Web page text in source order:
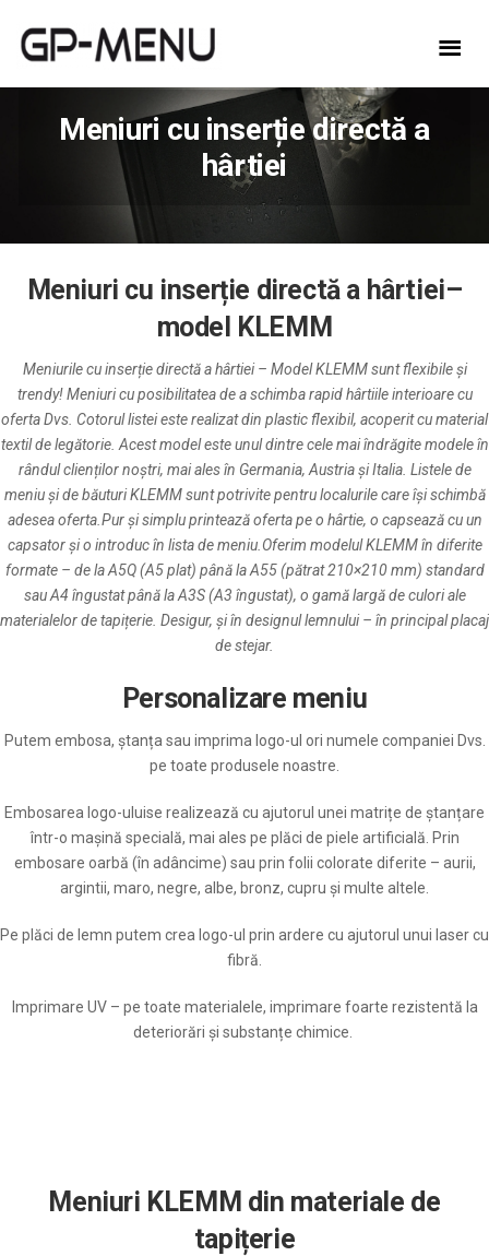
Meniuri cu inserție directă a
hârtiei
Meniuri cu inserție directă a hârtiei–
model KLEMM
Meniurile cu inserție directă a hârtiei – Model KLEMM sunt flexibile și
trendy! Meniuri cu posibilitatea de a schimba rapid hârtiile interioare cu
oferta Dvs. Cotorul listei este realizat din plastic flexibil, acoperit cu material
textil de legătorie. Acest model este unul dintre cele mai îndrăgite modele în
rândul clienților noștri, mai ales în Germania, Austria și Italia. Listele de
meniu și de băuturi KLEMM sunt potrivite pentru localurile care își schimbă
adesea oferta.Pur și simplu printează oferta pe o hârtie, o capsează cu un
capsator și o introduc în lista de meniu.Oferim modelul KLEMM în diferite
formate – de la A5Q (A5 plat) până la A55 (pătrat 210×210 mm) standard
sau A4 îngustat până la A3S (A3 îngustat), o gamă largă de culori ale
materialelor de tapițerie. Desigur, și în designul lemnului – în principal placaj
de stejar.
Personalizare meniu
Putem embosa, ștanța sau imprima logo-ul ori numele companiei Dvs.
pe toate produsele noastre.
Embosarea logo-uluise realizează cu ajutorul unei matrițe de ștanțare
într-o mașină specială, mai ales pe plăci de piele artificială. Prin
embosare oarbă (în adâncime) sau prin folii colorate diferite – aurii,
argintii, maro, negre, albe, bronz, cupru și multe altele.
Pe plăci de lemn putem crea logo-ul prin ardere cu ajutorul unui laser cu
fibră.
Imprimare UV – pe toate materialele, imprimare foarte rezistentă la
deteriorări și substanțe chimice.
Meniuri KLEMM din materiale de
tapițerie